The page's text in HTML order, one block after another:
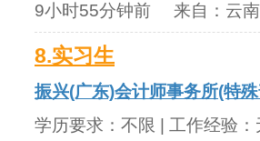
9小时55分钟前 来自： 云
8.实习生
振兴(广东)会计师事务所(特
学历要求： 不限 | 工作经验：